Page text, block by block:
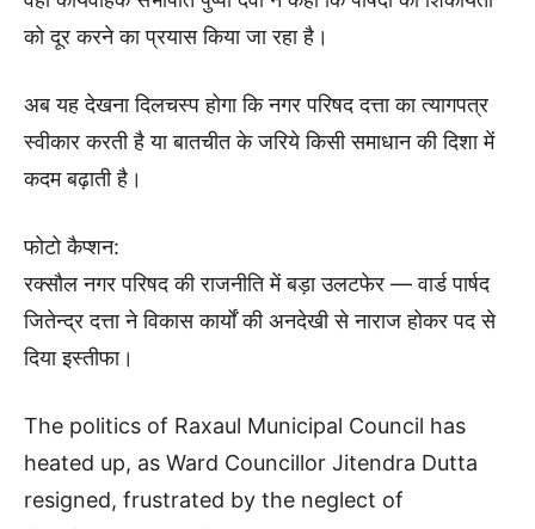
को दूर करने का प्रयास किया जा रहा है।
अब यह देखना दिलचस्प होगा कि नगर परिषद दत्ता का त्यागपत्र
स्वीकार करती है या बातचीत के जरिये किसी समाधान की दिशा में
कदम बढ़ाती है।
फोटो कैप्शन:
रक्सौल नगर परिषद की राजनीति में बड़ा उलटफेर — वार्ड पार्षद
जितेन्द्र दत्ता ने विकास कार्यों की अनदेखी से नाराज होकर पद से
दिया इस्तीफा।
The politics of Raxaul Municipal Council has
heated up, as Ward Councillor Jitendra Dutta
resigned, frustrated by the neglect of